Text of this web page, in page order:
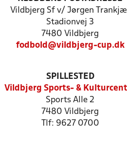
Vildbjerg Sf v/ Jørgen
Stadionvej 3
7480 Vildbjerg
fodbold@vildbjerg-cup.dk
SPILLESTED
Vildbjerg Sports- &
Sports Alle 2
7480 Vildbjerg
Tlf: 9627 0700